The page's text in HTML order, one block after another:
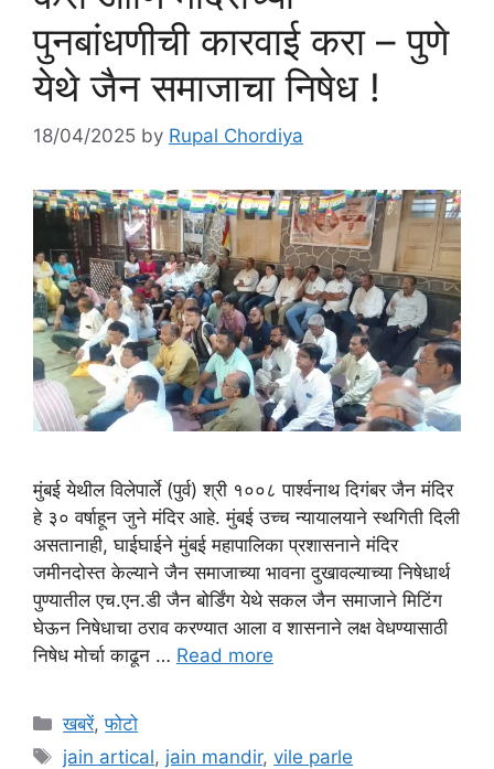
पुनबांधणीची कारवाई करा – पुणे
येथे जैन समाजाचा निषेध !
18/04/2025 by Rupal Chordiya
मुंबई येथील विलेपार्ले (पुर्व) श्री १००८ पार्श्वनाथ दिगंबर जैन मंदिर
हे ३० वर्षाहून जुने मंदिर आहे. मुंबई उच्च न्यायालयाने स्थगिती दिली
असतानाही, घाईघाईने मुंबई महापालिका प्रशासनाने मंदिर
जमीनदोस्त केल्याने जैन समाजाच्या भावना दुखावल्याच्या निषेधार्थ
पुण्यातील एच.एन.डी जैन बोर्डिंग येथे सकल जैन समाजाने मिटिंग
घेऊन निषेधाचा ठराव करण्यात आला व शासनाने लक्ष वेधण्यासाठी
निषेध मोर्चा काढून … Read more
Categories
खबरें,फोटो
Tags
jain artical, jain mandir,vile parle